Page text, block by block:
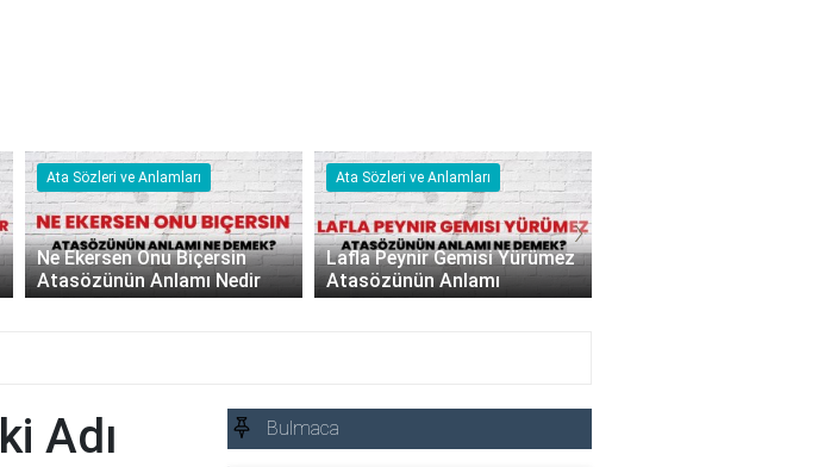
Ata Sözleri ve Anlamları
Ne Ekersen Onu Biçersin
Atasözünün Anlamı Nedir
Ata Sözleri ve Anlamları
Lafla Peynir Gemisi Yürümez
Atasözünün Anlamı
›
Adı
Bulmaca